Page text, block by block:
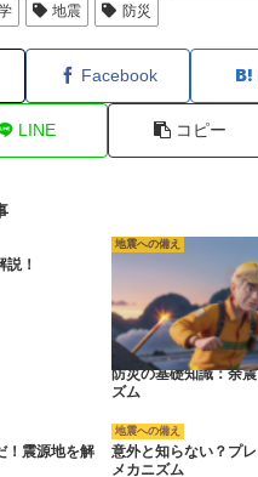
地震 防災
Facebook
LINE コピー
！
地震への備え
防災の基礎知識：余
ズム
！震源地を解
地震への備え
意外と知らない？プ
メカニズム